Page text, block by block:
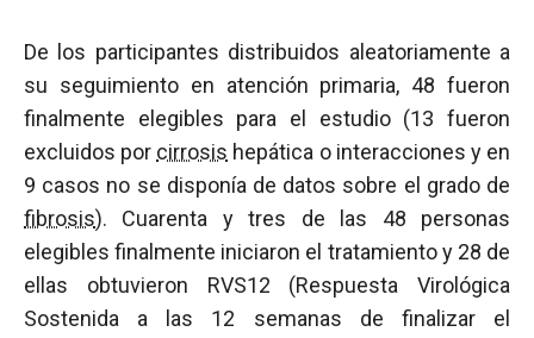
De los participantes distribuidos aleatoriamente a
su seguimiento en atención primaria, 48 fueron
finalmente elegibles para el estudio (13 fueron
excluidos por cirrosis hepática o interacciones y en
9 casos no se disponía de datos sobre el grado de
fibrosis). Cuarenta y tres de las 48 personas
elegibles finalmente iniciaron el tratamiento y 28 de
ellas obtuvieron RVS12 (Respuesta Virológica
Sostenida a las 12 semanas de finalizar el